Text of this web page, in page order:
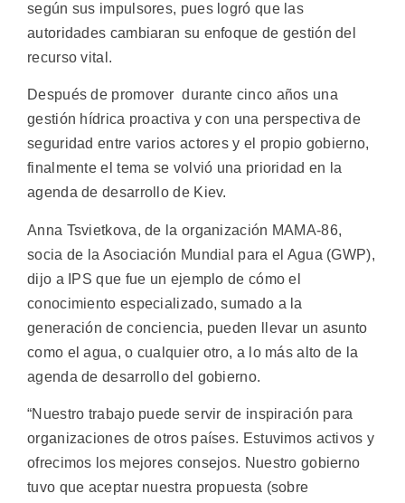
según sus impulsores, pues logró que las
autoridades cambiaran su enfoque de gestión del
recurso vital.
Después de promover durante cinco años una
gestión hídrica proactiva y con una perspectiva de
seguridad entre varios actores y el propio gobierno,
finalmente el tema se volvió una prioridad en la
agenda de desarrollo de Kiev.
Anna Tsvietkova, de la organización MAMA-86,
socia de la Asociación Mundial para el Agua (GWP),
dijo a IPS que fue un ejemplo de cómo el
conocimiento especializado, sumado a la
generación de conciencia, pueden llevar un asunto
como el agua, o cualquier otro, a lo más alto de la
agenda de desarrollo del gobierno.
“Nuestro trabajo puede servir de inspiración para
organizaciones de otros países. Estuvimos activos y
ofrecimos los mejores consejos. Nuestro gobierno
tuvo que aceptar nuestra propuesta (sobre